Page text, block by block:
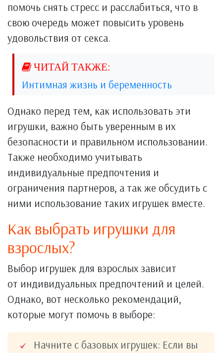
помочь снять стресс и расслабиться, что в
свою очередь может повысить уровень
удовольствия от секса.
Интимная жизнь и беременность
Однако перед тем, как использовать эти
игрушки, важно быть уверенным в их
безопасности и правильном использовании.
Также необходимо учитывать
индивидуальные предпочтения и
ограничения партнеров, а так же обсудить с
ними использование таких игрушек вместе.
Как выбрать игрушки для
взрослых?
Выбор игрушек для взрослых зависит
от индивидуальных предпочтений и целей.
Однако, вот несколько рекомендаций,
которые могут помочь в выборе:
Начните с базовых игрушек: Если вы